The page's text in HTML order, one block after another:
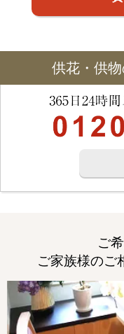
供花・供
ご
ご家族様のご